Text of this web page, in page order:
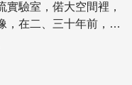
驗室，偌大空間裡，
，在二、三十年前，這
決心在此展開研究之